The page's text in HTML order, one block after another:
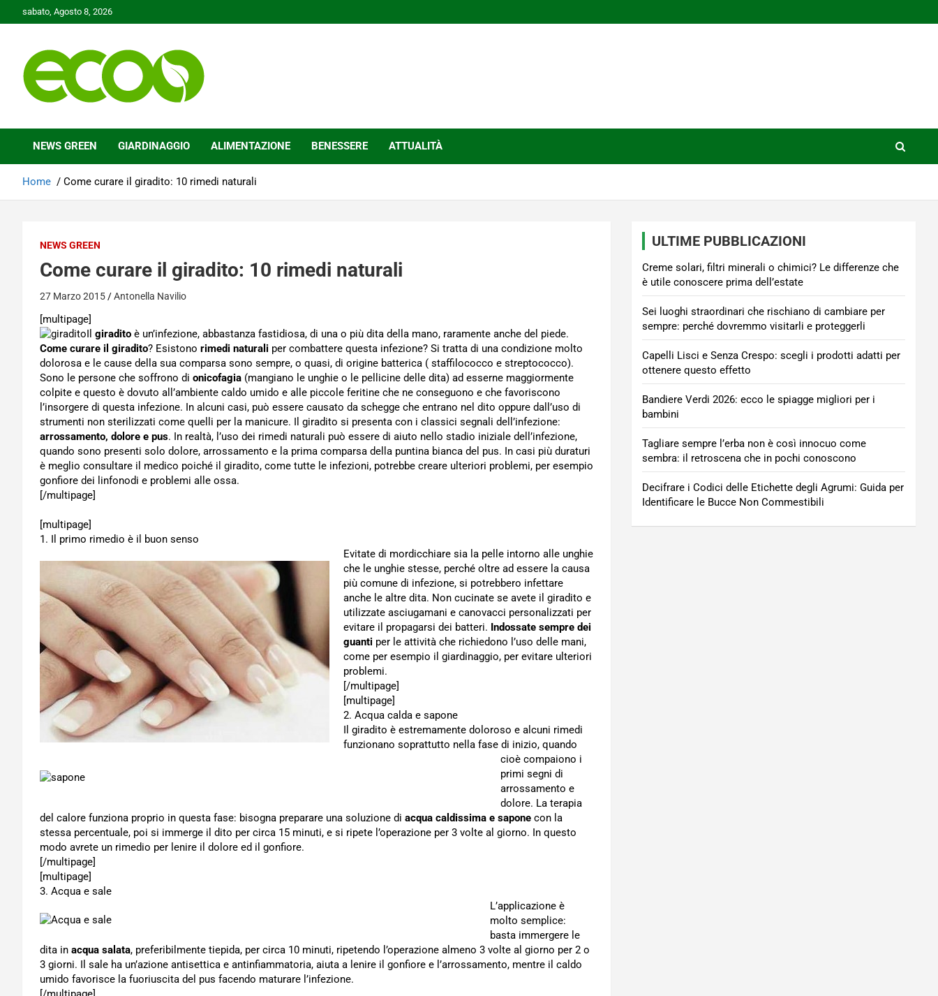
to
sabato, Agosto 8, 2026
Ecoo.it
NEWS GREEN GIARDINAGGIO ALIMENTAZIONE BENESSERE ATTUALITÀ
Home Come curare il giradito: 10 rimedi naturali
NEWS GREEN
Come curare il giradito: 10 rimedi naturali
27 Marzo 2015 Antonella Navilio
[multipage]
Il giradito è un’infezione, abbastanza fastidiosa, di una o più dita della mano, raramente anche del piede.
Come curare il giradito? Esistono rimedi naturali per combattere questa infezione? Si tratta di una condizione molto
dolorosa e le cause della sua comparsa sono sempre, o quasi, di origine batterica ( staffilococco e streptococco).
Sono le persone che soffrono di onicofagia (mangiano le unghie o le pellicine delle dita) ad esserne maggiormente
colpite e questo è dovuto all’ambiente caldo umido e alle piccole feritine che ne conseguono e che favoriscono
l’insorgere di questa infezione. In alcuni casi, può essere causato da schegge che entrano nel dito oppure dall’uso di
strumenti non sterilizzati come quelli per la manicure. Il giradito si presenta con i classici segnali dell’infezione:
arrossamento, dolore e pus. In realtà, l’uso dei rimedi naturali può essere di aiuto nello stadio iniziale dell’infezione,
quando sono presenti solo dolore, arrossamento e la prima comparsa della puntina bianca del pus. In casi più duraturi
è meglio consultare il medico poiché il giradito, come tutte le infezioni, potrebbe creare ulteriori problemi, per esempio
gonfiore dei linfonodi e problemi alle ossa.
[/multipage]
[multipage]
1. Il primo rimedio è il buon senso
Evitate di mordicchiare sia la pelle intorno alle unghie
che le unghie stesse, perché oltre ad essere la causa
più comune di infezione, si potrebbero infettare
anche le altre dita. Non cucinate se avete il giradito e
utilizzate asciugamani e canovacci personalizzati per
evitare il propagarsi dei batteri. Indossate sempre dei
guanti per le attività che richiedono l’uso delle mani,
come per esempio il giardinaggio, per evitare ulteriori
problemi.
[/multipage]
[multipage]
2. Acqua calda e sapone
Il giradito è estremamente doloroso e alcuni rimedi
funzionano soprattutto nella fase di inizio, quando
cioè compaiono i
primi segni di
arrossamento e
dolore. La terapia
del calore funziona proprio in questa fase: bisogna preparare una soluzione di acqua caldissima e sapone con la
stessa percentuale, poi si immerge il dito per circa 15 minuti, e si ripete l’operazione per 3 volte al giorno. In questo
modo avrete un rimedio per lenire il dolore ed il gonfiore.
[/multipage]
[multipage]
3. Acqua e sale
L’applicazione è
molto semplice:
basta immergere le
dita in acqua salata, preferibilmente tiepida, per circa 10 minuti, ripetendo l’operazione almeno 3 volte al giorno per 2 o
3 giorni. Il sale ha un’azione antisettica e antinfiammatoria, aiuta a lenire il gonfiore e l’arrossamento, mentre il caldo
umido favorisce la fuoriuscita del pus facendo maturare l’infezione.
ULTIME PUBBLICAZIONI
Creme solari, filtri minerali o chimici? Le differenze che
è utile conoscere prima dell’estate
Sei luoghi straordinari che rischiano di cambiare per
sempre: perché dovremmo visitarli e proteggerli
Capelli Lisci e Senza Crespo: scegli i prodotti adatti per
ottenere questo effetto
Bandiere Verdi 2026: ecco le spiagge migliori per i
bambini
Tagliare sempre l’erba non è così innocuo come
sembra: il retroscena che in pochi conoscono
Decifrare i Codici delle Etichette degli Agrumi: Guida per
Identificare le Bucce Non Commestibili